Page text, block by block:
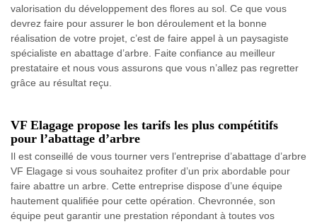
valorisation du développement des flores au sol. Ce que vous
devrez faire pour assurer le bon déroulement et la bonne
réalisation de votre projet, c’est de faire appel à un paysagiste
spécialiste en abattage d’arbre. Faite confiance au meilleur
prestataire et nous vous assurons que vous n’allez pas regretter
grâce au résultat reçu.
VF Elagage propose les tarifs les plus compétitifs
pour l’abattage d’arbre
Il est conseillé de vous tourner vers l’entreprise d’abattage d’arbre
VF Elagage si vous souhaitez profiter d’un prix abordable pour
faire abattre un arbre. Cette entreprise dispose d’une équipe
hautement qualifiée pour cette opération. Chevronnée, son
équipe peut garantir une prestation répondant à toutes vos